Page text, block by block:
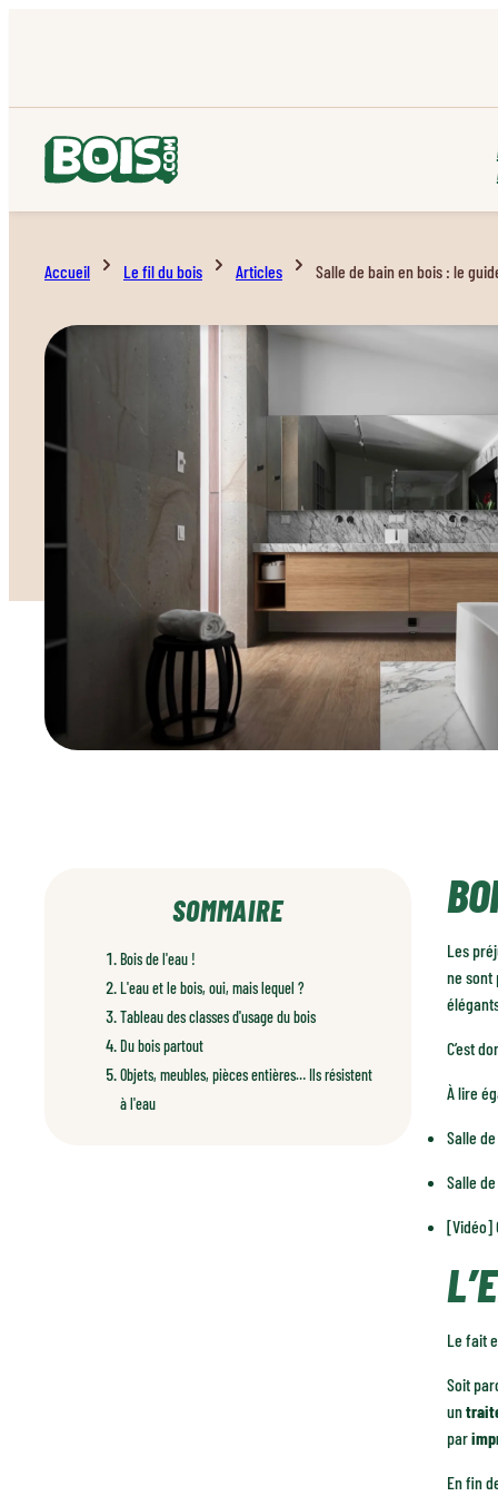
Accueil Le fil du bois Articles Salle de bain en bois : le
SOMMAIRE
Bois de l'eau !
L'eau et le bois, oui, mais lequel ?
Tableau des classes d'usage du bois
Du bois partout
Objets, meubles, pièces entières… Ils résistent
à l'eau
Les
ne sont
C’est
À lire
Salle
Salle
[Vidéo]
Le fait
Soit
un
par
En fin